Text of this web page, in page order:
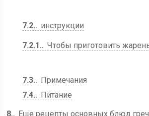
7.2. инструкции
7.2.1. Чтобы приготовить
7.3.
Примечания
7.4.
Питание
8.
Еще рецепты основных блюд